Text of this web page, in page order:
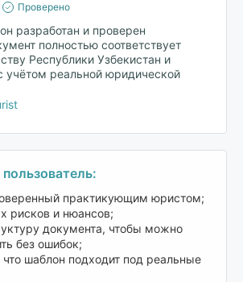
Проверено
разработан и проверен
полностью соответствует
Республики Узбекистан и
учётом реальной юридической
практикующим юристом;
рисков и нюансов;
документа, чтобы можно
без ошибок;
что шаблон подходит под реальные